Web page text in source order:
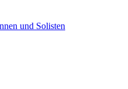
und Solisten